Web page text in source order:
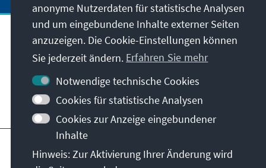
Anschrift
Kontakt
Besuchen Sie auch
Hauptseite der KAS
Nutzungsbedingungen
anonyme Nutzerdaten für statistische Analysen
und um eingebundene Inhalte externer Seiten
anzuzeigen. Die Cookie-Einstellungen können
Sie jederzeit ändern. Erfahren Sie mehr
Notwendige technische Cookies
Cookies für statistische Analysen
Cookies zur Anzeige eingebundener
Inhalte
Hinweis: Zur Aktivierung Ihrer Änderung wird